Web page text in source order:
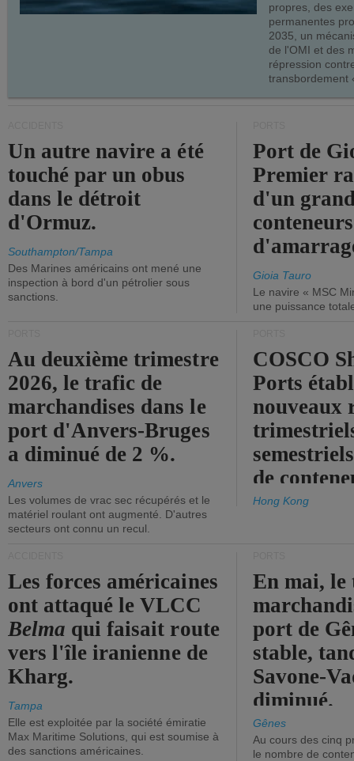
propres, des
permanentes
2035, un
de l'OMI et des
répression
transbordement
Un autre navire a été
touché par un obus
dans le détroit
d'Ormuz.
Southampton/Tampa
Des Marines américains ont mené une
inspection à bord d'un pétrolier sous
sanctions.
Port de
Premier
d'un
Gioia Tauro
Le navire « MSC
une puissance
Au deuxième trimestre
2026, le trafic de
marchandises dans le
port d'Anvers-Bruges
a diminué de 2 %.
Anvers
Les volumes de vrac sec récupérés et le
matériel roulant ont augmenté. D'autres
secteurs ont connu un recul.
COSCO
Ports
nouveaux
de
Hong Kong
Les forces américaines
ont attaqué le VLCC
Belma qui faisait route
vers l'île iranienne de
Kharg.
Tampa
Elle est exploitée par la société émiratie
Max Maritime Solutions, qui est soumise à
des sanctions américaines.
En mai, le
port de
stable,
Savone-
diminué.
Gênes
Au cours des cinq
le nombre de